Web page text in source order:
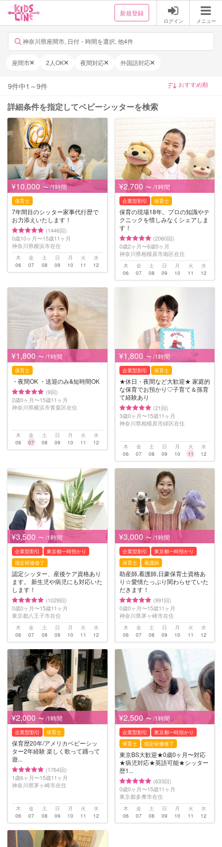
新規登録
ログイン メニュー
神奈川県座間市, 日付・時間を選択, 他4件
座間市 2人OK 夜間対応 外国語対応
9件中1 ～9件
詳細条件を指定してベビーシッターを検索
¥10,000 〜 /1時間
保育士
7年間目のシッター家事代行歴で
お力添えいたします！
(1446回)
0歳10ヶ月〜15歳11ヶ月
神奈川県横浜市在住
木
06
金
07
土
08
日
09
月
10
火
11
水
12
¥2,700 〜 /1時間
企業型割引 保育士
保育の現場18年。プロの知識やテ
クニックを惜しみなくシェアしま
す！
(2060回)
0歳2ヶ月〜6歳0ヶ月
神奈川県相模原市南区在住
木
06
金
07
土
08
日
09
月
10
火
11
水
12
¥1,800 〜 /1時間
保育士
・夜間OK ・送迎のみ&短時間OK
(9回)
2歳0ヶ月〜15歳11ヶ月
神奈川県横浜市青葉区在住
木
06
金
07
土
08
日
09
月
10
火
11
水
12
¥1,800 〜 /1時間
企業型割引 保育士
★休日・夜間など大歓迎★ 家庭的
な保育でお預かり♡子育て＆孫育
て経験あり
(21回)
3歳0ヶ月〜15歳11ヶ月
神奈川県相模原市緑区在住
木
06
金
07
土
08
日
09
月
10
火
11
水
12
¥3,500 〜 /1時間
企業型割引
東京都一時預かり
指定研修修了
認定シッター、産後ケア資格あり
ます。 新生児や病児にも対応いた
します！
(1029回)
0歳0ヶ月〜15歳11ヶ月
東京都八王子市在住
木
06
金
07
土
08
日
09
月
10
火
11
水
12
¥3,000 〜 /1時間
企業型割引
東京都一時預かり
保育士
看護師
助産師,看護師,日豪保育士資格あ
り☆愛情たっぷり関わらせていた
だきます！
(991回)
0歳0ヶ月〜15歳11ヶ月
神奈川県茅ヶ崎市在住
木
06
金
07
土
08
日
09
月
10
火
11
水
12
¥2,000 〜 /1時間
企業型割引 保育士
保育歴20年/アメリカベビーシッ
ター2年経験 楽しく歌って踊って
遊...
(1764回)
1歳6ヶ月〜15歳11ヶ月
神奈川県茅ヶ崎市在住
木
06
金
07
土
08
日
09
月
10
火
11
水
12
¥2,500 〜 /1時間
企業型割引
東京都一時預かり
保育士
指定研修修了
東京BS大歓迎★0歳0ヶ月〜対応
★病児対応★英語可能★シッター
歴1...
(633回)
0歳0ヶ月〜15歳11ヶ月
東京都多摩市在住
木
06
金
07
土
08
日
09
月
10
火
11
水
12